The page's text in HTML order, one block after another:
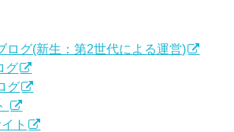
ログ(新生：第2世代による運営)
グ
グ
ト